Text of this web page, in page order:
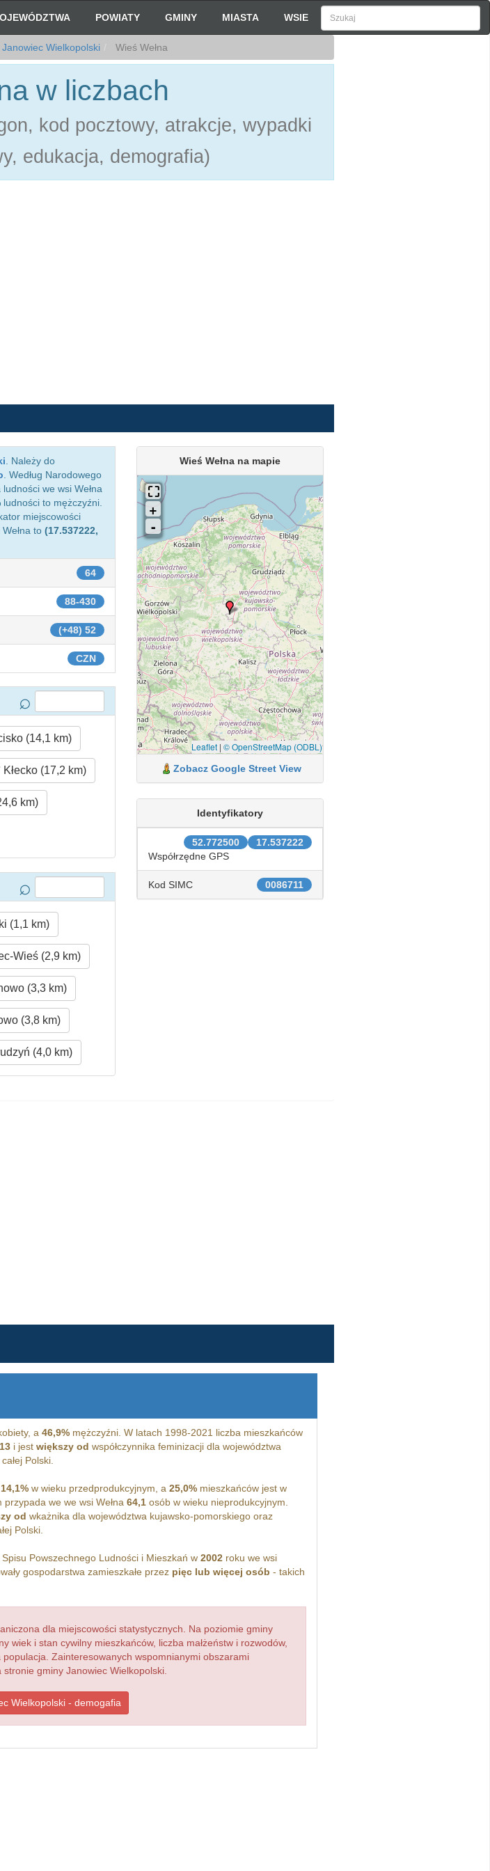
POWIATY GMINY MIASTA WSIE
Wielkopolski Wieś Wełna
w liczbach
kod pocztowy, atrakcje, wypadki
edukacja, demografia)
. Należy do
. Według Narodowego
we wsi Wełna
ludności to mężczyźni.
miejscowości
Wełna to (17.537222,
64
88-430
(+48) 52
CZN
(14,1 km)
Kłecko (17,2 km)
km)
(1,1 km)
Wieś (2,9 km)
(3,3 km)
(3,8 km)
(4,0 km)
Wieś Wełna na mapie
Leaflet| © OpenStreetMap (ODBL)
Zobacz Google Street View
Identyfikatory
17.537222
52.772500
Współrzędne GPS
0086711
Kod SIMC
a 46,9%mężczyźni. W latach 1998-2021 liczba mieszkańców
i jest większy od współczynnika feminizacji dla województwa
Polski.
14,1%w wieku przedprodukcyjnym, a 25,0%mieszkańców jest w
we we wsi Wełna 64,1osób w wieku nieprodukcyjnym.
od wkażnika dla województwa kujawsko-pomorskiego oraz
Polski.
Powszechnego Ludności i Mieszkań w 2002roku we wsi
gospodarstwa zamieszkałe przez pięc lub więcej osób - takich
dla miejscowości statystycznych. Na poziomie gminy
wiek i stan cywilny mieszkańców, liczba małżeństw i rozwodów,
Zainteresowanych wspomnianymi obszarami
gminy Janowiec Wielkopolski.
Wielkopolski - demogafia